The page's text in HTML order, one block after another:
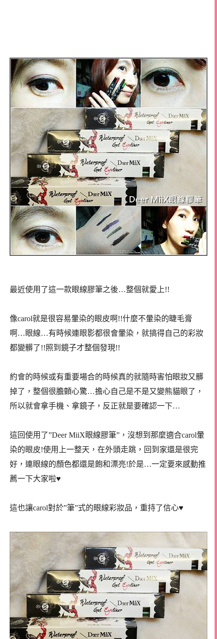
最近使用了這一款眼線膠筆之後…整個就愛上!!
像carol就是很容易暈染的眼皮啊!!什麼不暈染的睫毛膏
啊…眼線…有時候連眼影都很會暈染，就搞得自己的彩妝
都變髒了!!照到鏡子才整個發現!!
約會的時候或有重要場合的時候真的就隨時害怕眼妝又髒
掉了，整個很膽顫心驚…擔心自己是不是又變熊貓眼了，
所以就會拿手機、拿鏡子，反正就是要確認一下…
這回使用了”Deer MiiX眼線膠筆”，沒想到那麼適合carol暈
染的眼皮!使用上一整天，在外頭走跳，回到家還是很完
好，連眼線的顏色都還是飽和漂亮!於是…一定要來感動推
薦一下大家啦♥
這也讓carol對於”筆”式的眼線彩妝品，重持了信心♥